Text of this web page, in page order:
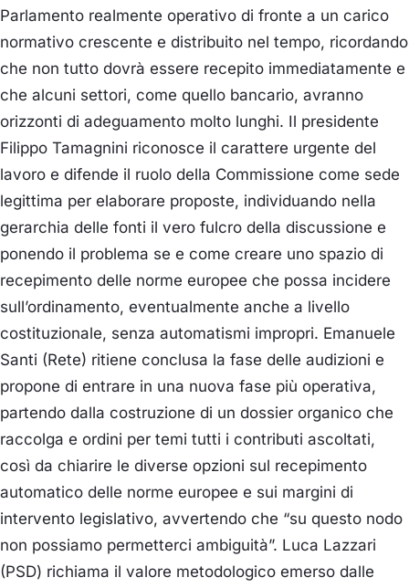
Parlamento realmente operativo di fronte a un carico
normativo crescente e distribuito nel tempo, ricordando
che non tutto dovrà essere recepito immediatamente e
che alcuni settori, come quello bancario, avranno
orizzonti di adeguamento molto lunghi. Il presidente
Filippo Tamagnini riconosce il carattere urgente del
lavoro e difende il ruolo della Commissione come sede
legittima per elaborare proposte, individuando nella
gerarchia delle fonti il vero fulcro della discussione e
ponendo il problema se e come creare uno spazio di
recepimento delle norme europee che possa incidere
sull’ordinamento, eventualmente anche a livello
costituzionale, senza automatismi impropri. Emanuele
Santi (Rete) ritiene conclusa la fase delle audizioni e
propone di entrare in una nuova fase più operativa,
partendo dalla costruzione di un dossier organico che
raccolga e ordini per temi tutti i contributi ascoltati,
così da chiarire le diverse opzioni sul recepimento
automatico delle norme europee e sui margini di
intervento legislativo, avvertendo che “su questo nodo
non possiamo permetterci ambiguità”. Luca Lazzari
(PSD) richiama il valore metodologico emerso dalle